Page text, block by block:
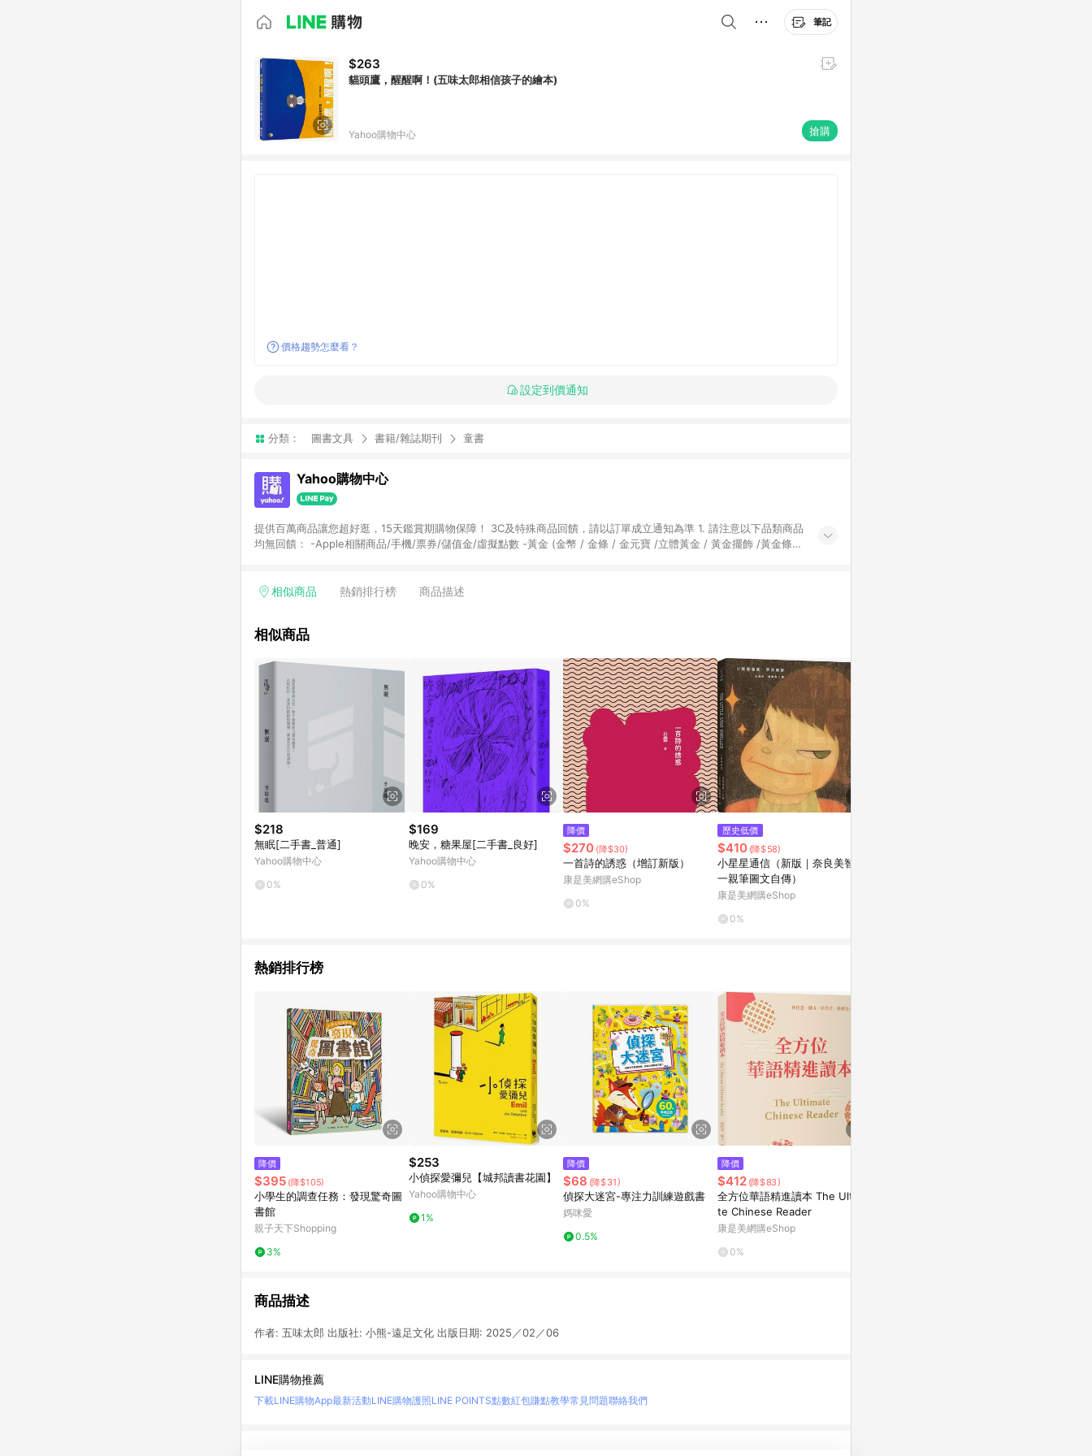
筆記
$263
貓頭鷹，醒醒啊！(五味太郎相信孩子的繪本)
Yahoo購物中心 搶購
價格趨勢怎麼看？
設定到價通知
分類： 圖書文具 書籍/雜誌期刊 童書
Yahoo購物中心
提供百萬商品讓您超好逛，15天鑑賞期購物保障！ 3C及特殊商品回饋，請以訂單成立通知為準 1. 請注意以下品類商品
均無回饋： -Apple相關商品/手機/票券/儲值金/虛擬點數 -黃金 (金幣 / 金條 / 金元寶 /立體黃金 / 黃金擺飾 /黃金條
Yahoo超贈點回饋者 - 購物中心商店之商品：商品賣場中有標示「商店」及顯示商店名稱者(指定活動店家除外) 3. 訂
相似商品 熱銷排行榜 商品描述
相似商品
$218
無眠[二手書_普通]
Yahoo購物中心
0%
$169
晚安，糖果屋[二手書_良好]
Yahoo購物中心
0%
降價
$270 (降$30)
一首詩的誘惑（增訂新版）
康是美網購eShop
0%
歷史低價
$410 (降$58)
小星星通信（新版｜奈良美智唯
一親筆圖文自傳）
康是美網購eShop
0%
熱銷排行榜
降價
$395 (降$105)
小學生的調查任務：發現驚奇圖
書館
親子天下Shopping
3%
$253
小偵探愛彌兒【城邦讀書花園】
Yahoo購物中心
1%
降價
$68 (降$31)
偵探大迷宮-專注力訓練遊戲書
媽咪愛
0.5%
降價
$412 (降$83)
全方位華語精進讀本 The Ultima
te Chinese Reader
康是美網購eShop
0%
商品描述
作者: 五味太郎 出版社: 小熊-遠足文化 出版日期: 2025／02／06
LINE購物推薦
下載LINE購物App最新活動LINE購物護照LINE POINTS點數紅包賺點教學常見問題聯絡我們